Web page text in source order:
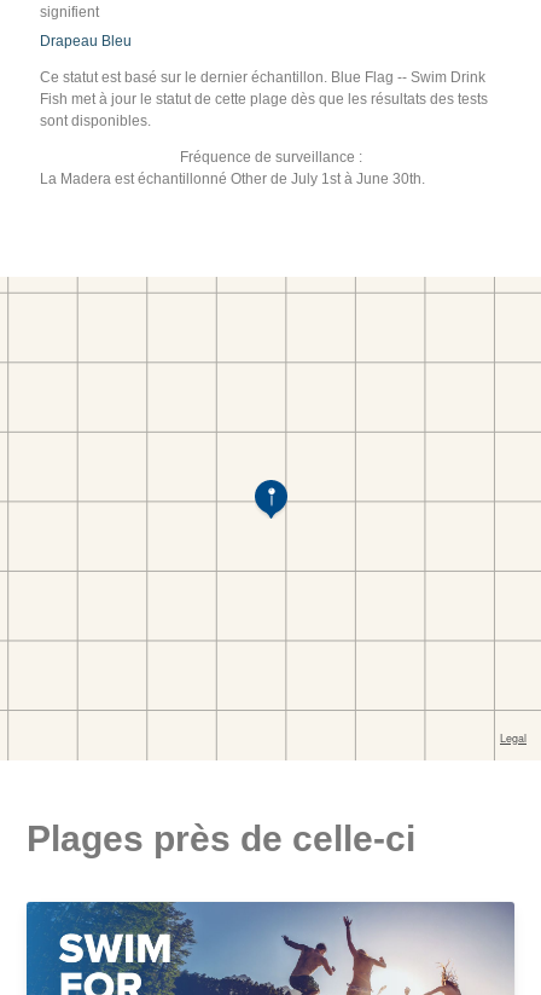
signifient
Drapeau Bleu
Ce statut est basé sur le dernier échantillon. Blue Flag -- Swim Drink
Fish met à jour le statut de cette plage dès que les résultats des tests
sont disponibles.
Fréquence de surveillance :
La Madera est échantillonné Other de July 1st à June 30th.
Plages près de celle-ci